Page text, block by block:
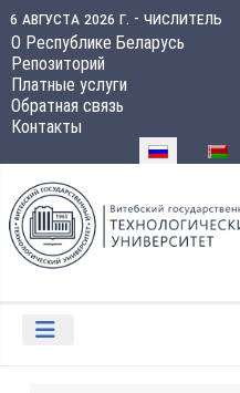
6 августа 2026 г. - числитель
О Республике Беларусь
Репозиторий
Платные услуги
Обратная связь
Контакты
Выберите язык